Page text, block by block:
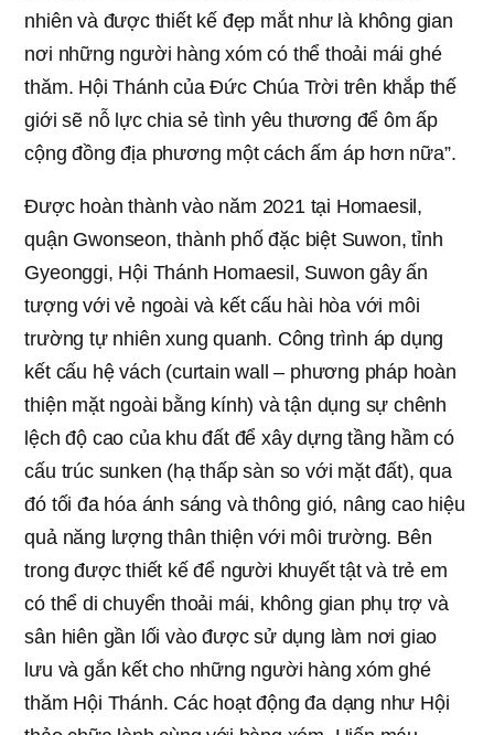
nhiên và được thiết kế đẹp mắt như là không gian
nơi những người hàng xóm có thể thoải mái ghé
thăm. Hội Thánh của Đức Chúa Trời trên khắp thế
giới sẽ nỗ lực chia sẻ tình yêu thương để ôm ấp
cộng đồng địa phương một cách ấm áp hơn nữa”.
Được hoàn thành vào năm 2021 tại Homaesil,
quận Gwonseon, thành phố đặc biệt Suwon, tỉnh
Gyeonggi, Hội Thánh Homaesil, Suwon gây ấn
tượng với vẻ ngoài và kết cấu hài hòa với môi
trường tự nhiên xung quanh. Công trình áp dụng
kết cấu hệ vách (curtain wall – phương pháp hoàn
thiện mặt ngoài bằng kính) và tận dụng sự chênh
lệch độ cao của khu đất để xây dựng tầng hầm có
cấu trúc sunken (hạ thấp sàn so với mặt đất), qua
đó tối đa hóa ánh sáng và thông gió, nâng cao hiệu
quả năng lượng thân thiện với môi trường. Bên
trong được thiết kế để người khuyết tật và trẻ em
có thể di chuyển thoải mái, không gian phụ trợ và
sân hiên gần lối vào được sử dụng làm nơi giao
lưu và gắn kết cho những người hàng xóm ghé
thăm Hội Thánh. Các hoạt động đa dạng như Hội